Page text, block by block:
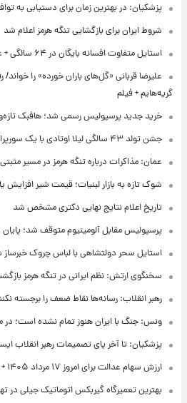
پزشکیان: در بهترین زمان برای دستیابی به
شروط ایران برای بازگشایی تنگه هرمز اعلام شد
استایل متفاوت افسانه بایگان در ۶۴ سالگی + عکس
علیرضا قربانی «گل‌های باران خورده» را
گریه‌هایم + فیلم
خرید جدید پرسپولیس رسمی شد؛ هافبک
جشن تولد ۴۳ سالگی لیلا اوتادی با یک سورپرایز ویژه + فیلم
عمان: مذاکرات درباره تنگه هرمز در مسیر مثبتی
شوک تازه به بازار لبنیات؛ قیمت شیر افزایش
تاریخ اعلام نتایج نهایی دکتری مشخص شد
پرسپولیس مقابل آلومینیوم متوقف شد؛ پایان
استایل سحر دولتشاهی با لباس چروک
سخنگوی ارتش: نظم ایرانی در تنگه هرمز
رهبر انقلاب: رسانه‌ها نقاط ضعف را برجسته
ونس: جنگ با ایران هنوز تمام نشده است؛ در
پزشکیان: تا آخر پای تصمیمات رهبر انقلاب
ارزش سهام عدالت برای امروز ۱۷ مرداد ۱۴۰۵ + جدول
بهترین تعمیرگاه گیربکس اتوماتیک جیلی در